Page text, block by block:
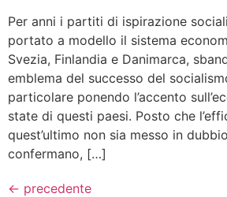
Per anni i partiti di ispirazione
portato a modello il sistema
Svezia, Finlandia e Danimarca,
emblema del successo del
particolare ponendo l’accento
state di questi paesi. Posto che
quest’ultimo non sia messo in
confermano, […]
← precedente